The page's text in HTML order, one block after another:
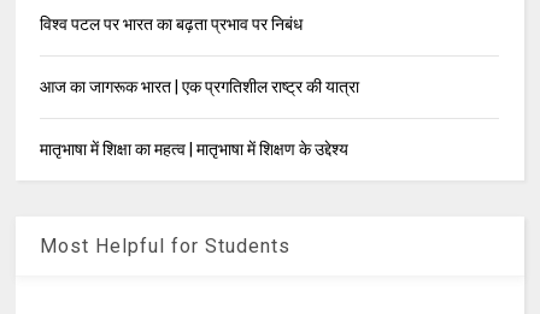
विश्व पटल पर भारत का बढ़ता प्रभाव पर निबंध
आज का जागरूक भारत | एक प्रगतिशील राष्ट्र की यात्रा
मातृभाषा में शिक्षा का महत्व | मातृभाषा में शिक्षण के उद्देश्य
Most Helpful for Students